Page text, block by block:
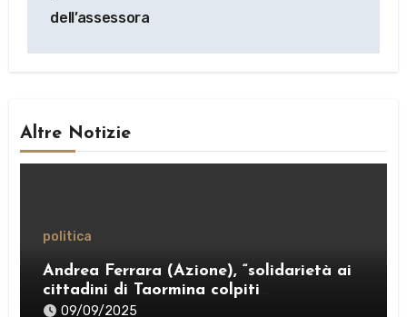
dell’assessora
Altre Notizie
politica
Andrea Ferrara (Azione), “solidarietà ai
cittadini di Taormina colpiti
dall’ordinanza sui rifiuti; sostegno al
09/09/2025